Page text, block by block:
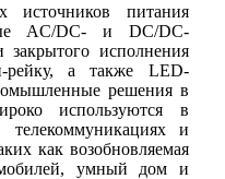
источников питания
AC/DC- и DC/DC-
закрытого исполнения
а также LED-
решения в
используются в
и
как возобновляемая
умный дом и